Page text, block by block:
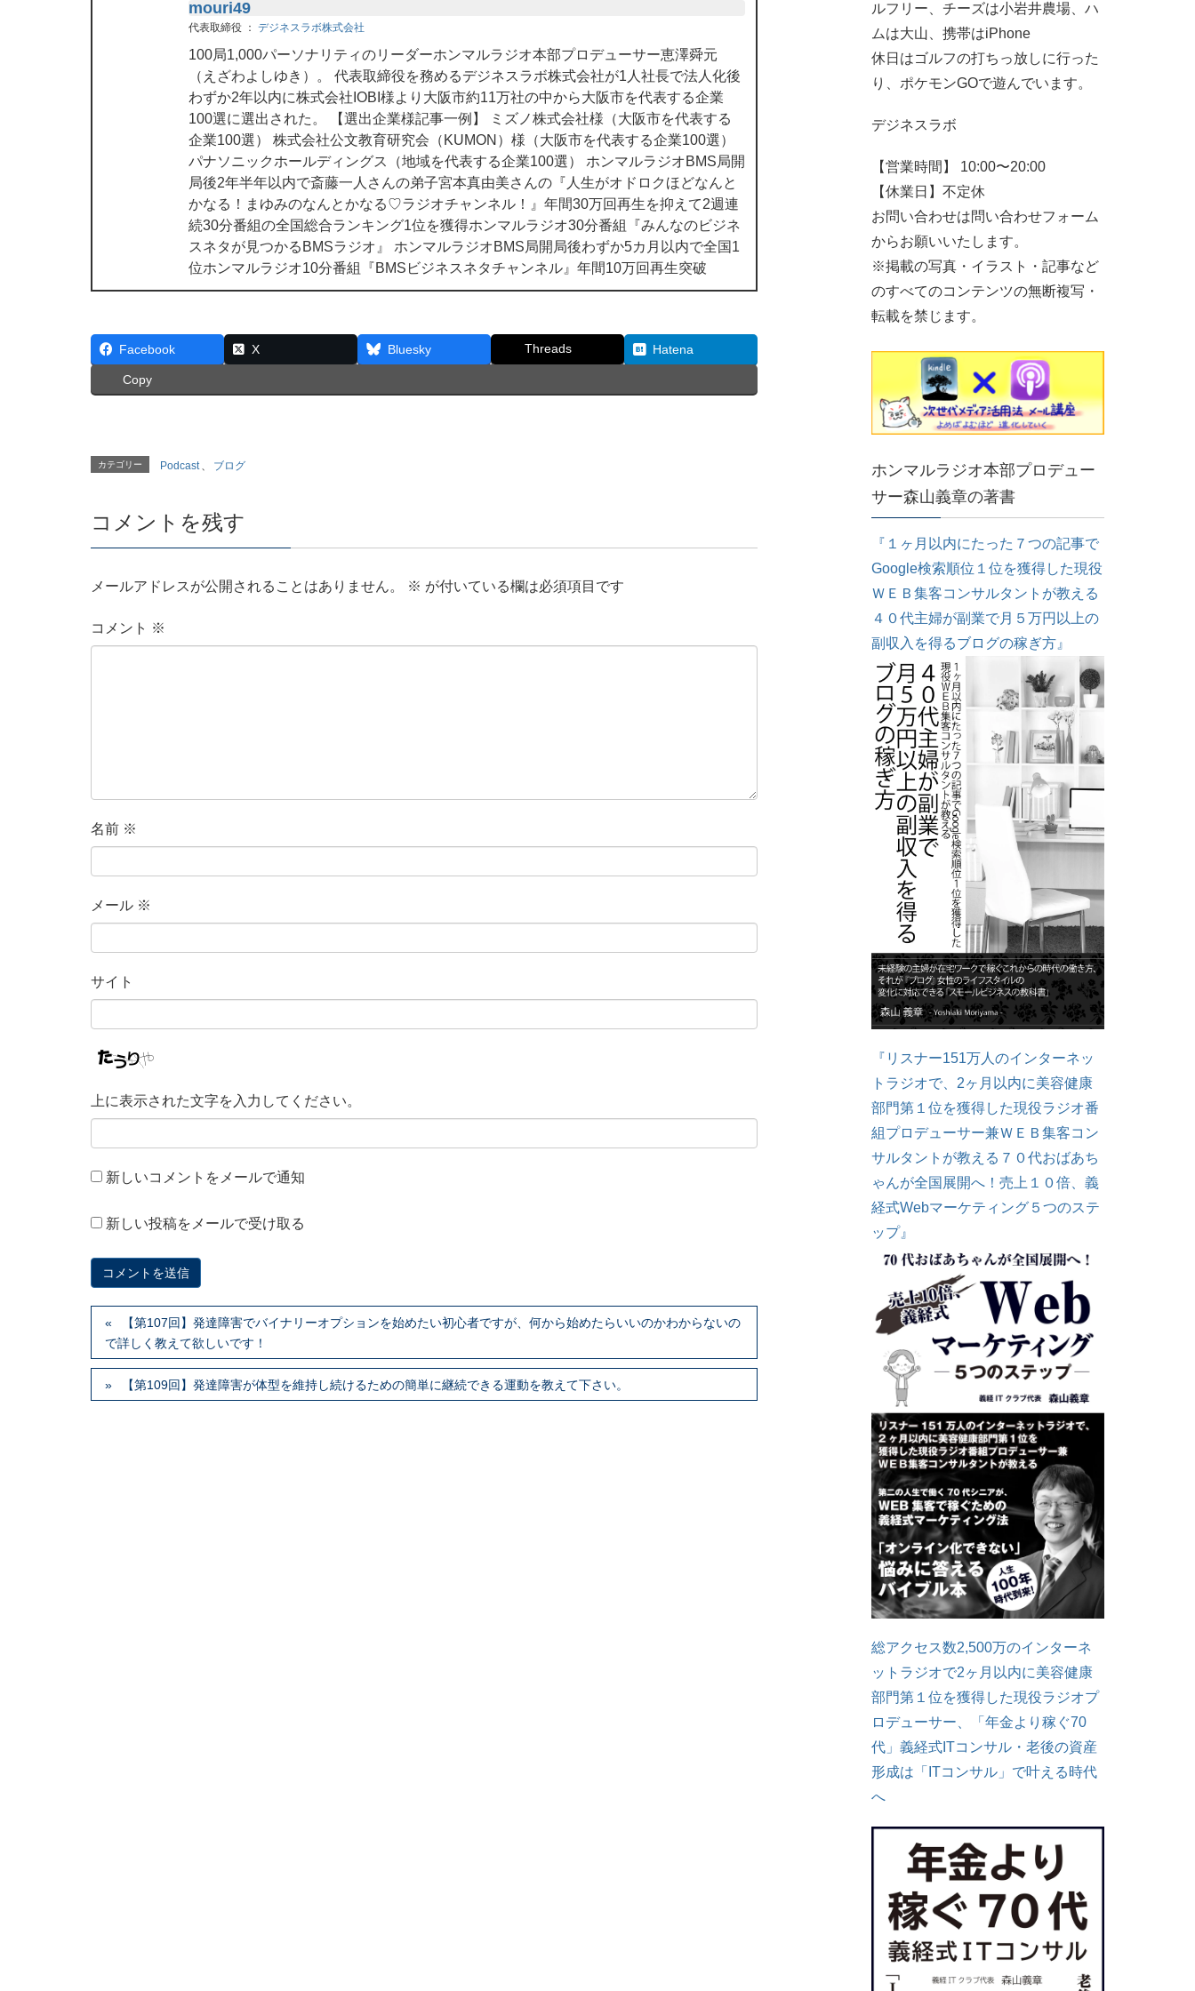
使
っ
て
く
だ
さ
い。
mouri49
代表取締役 ： デジネスラボ株式会社
100局1,000パーソナリティのリーダーホンマルラジオ本部プロデューサー恵澤舜元
（えざわよしゆき）。 代表取締役を務めるデジネスラボ株式会社が1人社長で法人化後
わずか2年以内に株式会社IOBI様より大阪市約11万社の中から大阪市を代表する企業
100選に選出された。 【選出企業様記事一例】 ミズノ株式会社様（大阪市を代表する
企業100選） 株式会社公文教育研究会（KUMON）様（大阪市を代表する企業100選）
パナソニックホールディングス（地域を代表する企業100選） ホンマルラジオBMS局開
局後2年半年以内で斎藤一人さんの弟子宮本真由美さんの『人生がオドロクほどなんと
かなる！まゆみのなんとかなる♡ラジオチャンネル！』年間30万回再生を抑えて2週連
続30分番組の全国総合ランキング1位を獲得ホンマルラジオ30分番組『みんなのビジネ
スネタが見つかるBMSラジオ』 ホンマルラジオBMS局開局後わずか5カ月以内で全国1
位ホンマルラジオ10分番組『BMSビジネスネタチャンネル』年間10万回再生突破
Facebook X Bluesky Threads Hatena
Copy
カテゴリー Podcast ブログ
コメントを残す
メールアドレスが公開されることはありません。 ※ が付いている欄は必須項目です
コメント ※
名前 ※
メール ※
サイト
上に表示された文字を入力してください。
新しいコメントをメールで通知
新しい投稿をメールで受け取る
【第107回】発達障害でバイナリーオプションを始めたい初心者ですが、何から始めたらいいのかわからないの
で詳しく教えて欲しいです！
【第109回】発達障害が体型を維持し続けるための簡単に継続できる運動を教えて下さい。
ルフリー、チーズは小岩井農場、ハ
ムは大山、携帯はiPhone
休日はゴルフの打ちっ放しに行った
り、ポケモンGOで遊んでいます。
デジネスラボ
【営業時間】 10:00〜20:00
【休業日】不定休
お問い合わせは問い合わせフォーム
からお願いいたします。
※掲載の写真・イラスト・記事など
のすべてのコンテンツの無断複写・
転載を禁じます。
ホンマルラジオ本部プロデュー
サー森山義章の著書
『１ヶ月以内にたった７つの記事で
Google検索順位１位を獲得した現役
ＷＥＢ集客コンサルタントが教える
４０代主婦が副業で月５万円以上の
副収入を得るブログの稼ぎ方』
『リスナー151万人のインターネッ
トラジオで、2ヶ月以内に美容健康
部門第１位を獲得した現役ラジオ番
組プロデューサー兼ＷＥＢ集客コン
サルタントが教える７０代おばあち
ゃんが全国展開へ！売上１０倍、義
経式Webマーケティング５つのステ
ップ』
総アクセス数2,500万のインターネ
ットラジオで2ヶ月以内に美容健康
部門第１位を獲得した現役ラジオプ
ロデューサー、「年金より稼ぐ70
代」義経式ITコンサル・老後の資産
形成は「ITコンサル」で叶える時代
へ